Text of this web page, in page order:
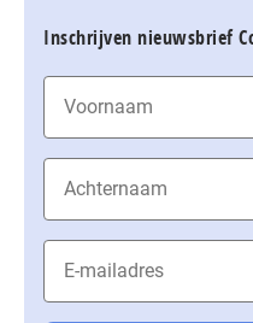
Inschrijven nieuwsbrief